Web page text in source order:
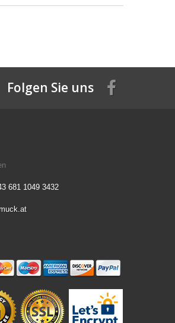
Folgen Sie uns
681 1049 3432